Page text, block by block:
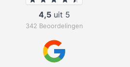
4,5uit 5
342 Beoordelingen